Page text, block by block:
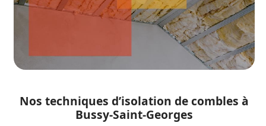
Nos techniques d’isolation de combles à
Bussy-Saint-Georges